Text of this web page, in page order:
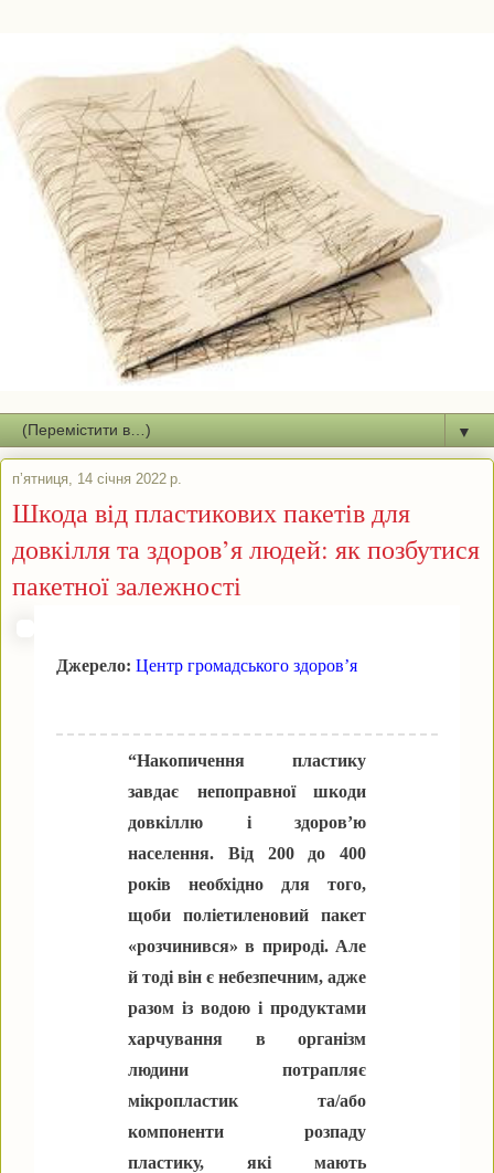
▼
пʼятниця, 14 січня 2022 р.
Шкода від пластикових пакетів для
довкілля та здоров’я людей: як позбутися
пакетної залежності
Джерело: Центр громадського здоров’я
“Накопичення пластику
завдає непоправної шкоди
довкіллю і здоров’ю
населення. Від 200 до 400
років необхідно для того,
щоби поліетиленовий пакет
«розчинився» в природі. Але
й тоді він є небезпечним, адже
разом із водою і продуктами
харчування в організм
людини потрапляє
мікропластик та/або
компоненти розпаду
пластику, які мають